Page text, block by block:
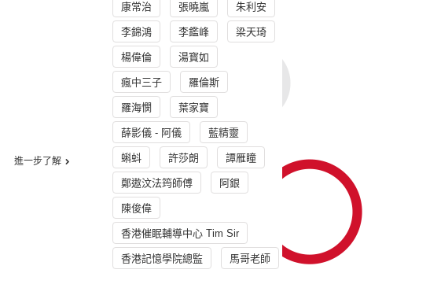
進一步了解
康常治 張曉嵐 朱利安
李錦鴻 李鑑峰 梁天琦
楊偉倫 湯寳如
瘋中三子 羅倫斯
羅海憫 葉家寶
薛影儀 - 阿儀 藍精靈
蝌蚪 許莎朗 譚雁瞳
鄭遨汶法筠師傅 阿銀
陳俊偉
香港催眠輔導中心 Tim Sir
香港記憶學院總監 馬哥老師